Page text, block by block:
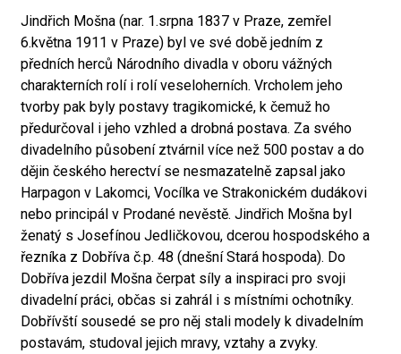
Jindřich Mošna (nar. 1.srpna 1837 v Praze, zemřel
6.května 1911 v Praze) byl ve své době jedním z
předních herců Národního divadla v oboru vážných
charakterních rolí i rolí veseloherních. Vrcholem jeho
tvorby pak byly postavy tragikomické, k čemuž ho
předurčoval i jeho vzhled a drobná postava. Za svého
divadelního působení ztvárnil více než 500 postav a do
dějin českého herectví se nesmazatelně zapsal jako
Harpagon v Lakomci, Vocílka ve Strakonickém dudákovi
nebo principál v Prodané nevěstě. Jindřich Mošna byl
ženatý s Josefínou Jedličkovou, dcerou hospodského a
řezníka z Dobříva č.p. 48 (dnešní Stará hospoda). Do
Dobříva jezdil Mošna čerpat síly a inspiraci pro svoji
divadelní práci, občas si zahrál i s místními ochotníky.
Dobřívští sousedé se pro něj stali modely k divadelním
postavám, studoval jejich mravy, vztahy a zvyky.